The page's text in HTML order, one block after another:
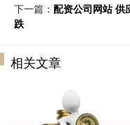
下一篇： 配资公司网站 供
跌
相关文章